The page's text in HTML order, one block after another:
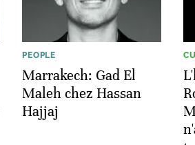
PEOPLE
Marrakech: Gad El
Maleh chez Hassan
Hajjaj